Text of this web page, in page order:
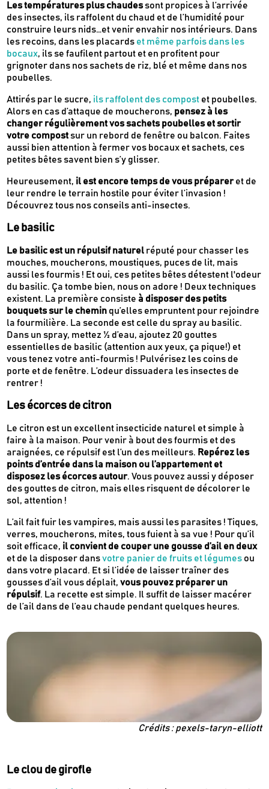
Les températures plus chaudessont propices à l’arrivée
des insectes, ils raffolent du chaud et de l’humidité pour
construire leurs nids…et venir envahir nos intérieurs. Dans
les recoins, dans les placards et même parfois dans les
bocaux, ils se faufilent partout et en profitent pour
grignoter dans nos sachets de riz, blé et même dans nos
poubelles.
Attirés par le sucre, ils raffolent des compost et poubelles.
Alors en cas d’attaque de moucherons, pensez à les
changer régulièrement vos sachets poubelles et sortir
votre compostsur un rebord de fenêtre ou balcon. Faites
aussi bien attention à fermer vos bocaux et sachets, ces
petites bêtes savent bien s’y glisser.
Heureusement, il est encore temps de vous prépareret de
leur rendre le terrain hostile pour éviter l’invasion !
Découvrez tous nos conseils anti-insectes.
Le basilic
Le basilic est un répulsif naturel réputé pour chasser les
mouches, moucherons, moustiques, puces de lit, mais
aussi les fourmis ! Et oui, ces petites bêtes détestent l'odeur
du basilic. Ça tombe bien, nous on adore ! Deux techniques
existent. La première consisteà disposer des petits
bouquets sur le chemin qu’elles empruntent pour rejoindre
la fourmilière. La seconde est celle du spray au basilic.
Dans un spray, mettez ½ d’eau, ajoutez 20 gouttes
essentielles de basilic (attention aux yeux, ça pique!) et
vous tenez votre anti-fourmis ! Pulvérisez les coins de
porte et de fenêtre. L’odeur dissuadera les insectes de
rentrer !
Les écorces de citron
Le citron est un excellent insecticide naturel et simple à
faire à la maison. Pour venir à bout des fourmis et des
araignées, ce répulsif est l’un des meilleurs. Repérez les
points d’entrée dans la maison ou l’appartement et
disposez les écorces autour. Vous pouvez aussi y déposer
des gouttes de citron, mais elles risquent de décolorer le
sol, attention !
L’ail fait fuir les vampires, mais aussi les parasites ! Tiques,
verres, moucherons, mites, tous fuient à sa vue ! Pour qu’il
soit efficace, il convient de couper une gousse d’ail en deux
et de la disposer dansvotre panier de fruits et légumes ou
dans votre placard. Et si l’idée de laisser traîner des
gousses d’ail vous déplait, vous pouvez préparer un
répulsif. La recette est simple. Il suffit de laisser macérer
de l’ail dans de l’eau chaude pendant quelques heures.
Crédits : pexels-taryn-elliott
Le clou de girofle